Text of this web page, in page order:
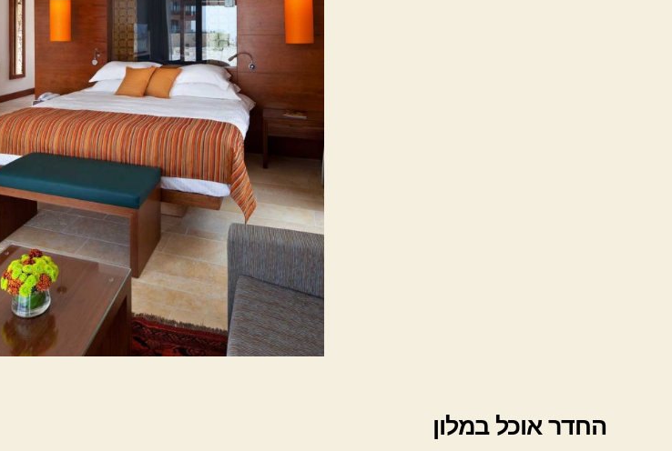
החדר אוכל במלון